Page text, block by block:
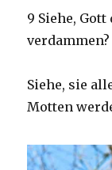
9 Siehe,
verdammen?
Siehe, sie
Motten